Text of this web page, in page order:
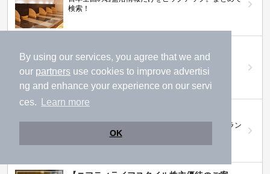
By using our services, you agree that we and
our partners use cookies to improve advertisi
ng and enhance your experience on our servi
ces.
Learn more
OK
検索！
温泉にもっと行きたくなる！お得な情報を掲載中
温浴施設をお得に楽しめるサブスクリプションプラン